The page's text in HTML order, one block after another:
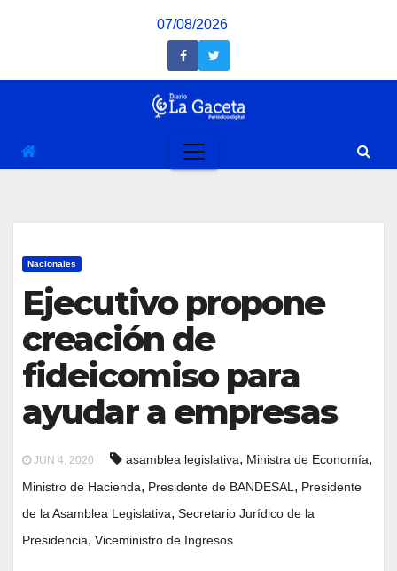
07/08/2026
Nacionales
Ejecutivo propone
creación de
fideicomiso para
ayudar a empresas
JUN 4, 2020 asamblea legislativa, Ministra de Economía,
Ministro de Hacienda, Presidente de BANDESAL , Presidente
de la Asamblea Legislativa, Secretario Jurídico de la
Presidencia, Viceministro de Ingresos